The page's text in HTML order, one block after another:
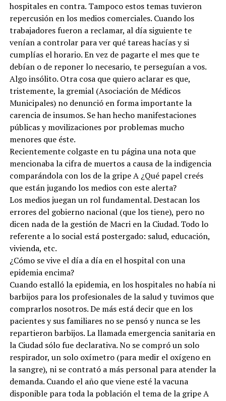
hospitales en contra. Tampoco estos temas tuvieron
repercusión en los medios comerciales. Cuando los
trabajadores fueron a reclamar, al día siguiente te
venían a controlar para ver qué tareas hacías y si
cumplías el horario. En vez de pagarte el mes que te
debían o de reponer lo necesario, te perseguían a vos.
Algo insólito. Otra cosa que quiero aclarar es que,
tristemente, la gremial (Asociación de Médicos
Municipales) no denunció en forma importante la
carencia de insumos. Se han hecho manifestaciones
públicas y movilizaciones por problemas mucho
menores que éste.
Recientemente colgaste en tu página una nota que
mencionaba la cifra de muertos a causa de la indigencia
comparándola con los de la gripe A ¿Qué papel creés
que están jugando los medios con este alerta?
Los medios juegan un rol fundamental. Destacan los
errores del gobierno nacional (que los tiene), pero no
dicen nada de la gestión de Macri en la Ciudad. Todo lo
referente a lo social está postergado: salud, educación,
vivienda, etc.
¿Cómo se vive el día a día en el hospital con una
epidemia encima?
Cuando estalló la epidemia, en los hospitales no había ni
barbijos para los profesionales de la salud y tuvimos que
comprarlos nosotros. De más está decir que en los
pacientes y sus familiares no se pensó y nunca se les
repartieron barbijos. La llamada emergencia sanitaria en
la Ciudad sólo fue declarativa. No se compró un solo
respirador, un solo oxímetro (para medir el oxígeno en
la sangre), ni se contrató a más personal para atender la
demanda. Cuando el año que viene esté la vacuna
disponible para toda la población el tema de la gripe A